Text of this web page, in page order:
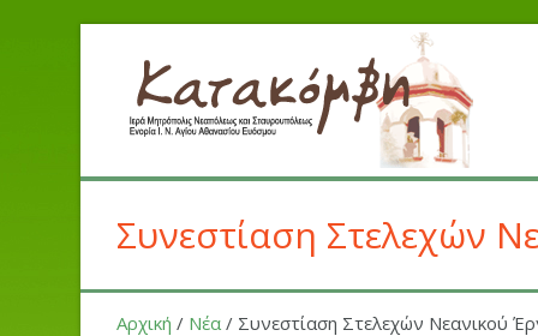
Συνεστίαση Στελεχών
Αρχική / Νέα / Συνεστίαση Στελεχών Νεανικού